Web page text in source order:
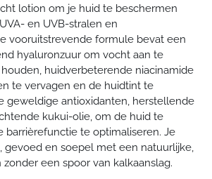
14 dagen in originele verpakking en
worden. De retourskosten zijn
lotion om je huid te beschermen
en UVB-stralen en
vooruitstrevende formule bevat een
hyaluronzuur om vocht aan te
huidverbeterende niacinamide
te vervagen en de huidtint te
geweldige antioxidanten, herstellende
kukui-olie, om de huid te
barrièrefunctie te optimaliseren. Je
gevoed en soepel met een natuurlijke,
een spoor van kalkaanslag.